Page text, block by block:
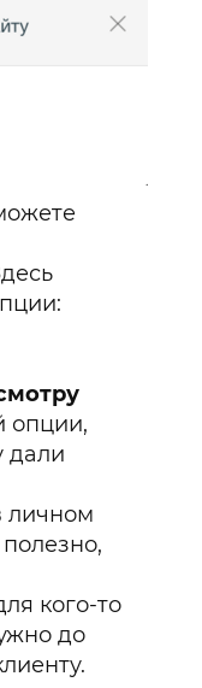
опции,
дали
личном
кого-то
до